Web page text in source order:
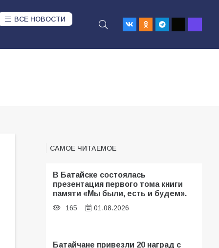
ВСЕ НОВОСТИ
САМОЕ ЧИТАЕМОЕ
В Батайске состоялась
презентация первого тома книги
памяти «Мы были, есть и будем».
165 01.08.2026
Батайчане привезли 20 наград с